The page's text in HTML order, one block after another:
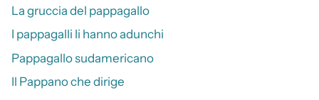
La gruccia del pappagallo
I pappagalli li hanno adunchi
Pappagallo sudamericano
Il Pappano che dirige